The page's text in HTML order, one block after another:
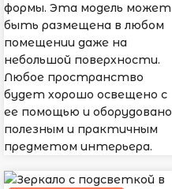
формы. Эта модель может
быть размещена в любом
помещении даже на
небольшой поверхности.
Любое пространство
будет хорошо освещено с
ее помощью и оборудовано
полезным и практичным
предметом интерьера.